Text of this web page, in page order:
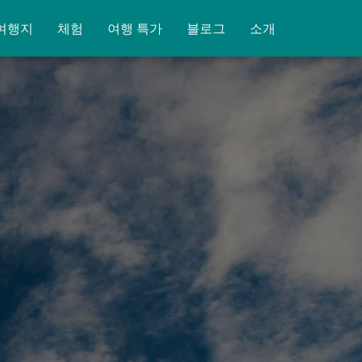
행지 체험 여행 특가 블로그 소개